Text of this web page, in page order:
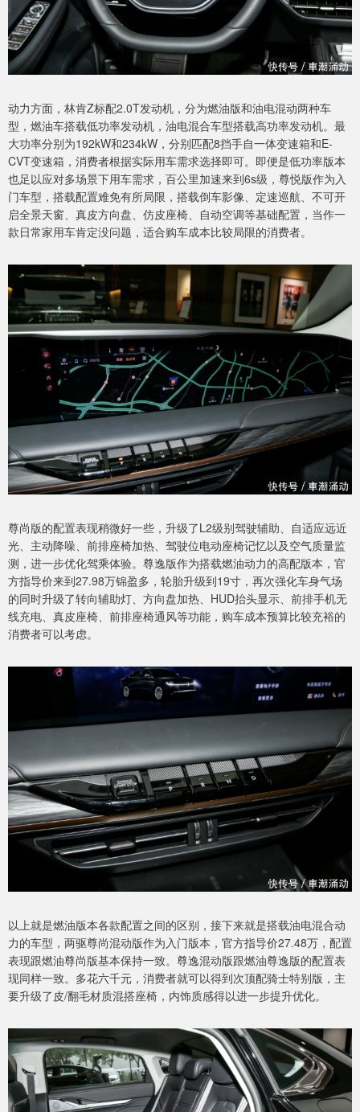
动力方面，林肯Z标配2.0T发动机，分为燃油版和油电混动两种车
型，燃油车搭载低功率发动机，油电混合车型搭载高功率发动机。最
大功率分别为192kW和234kW，分别匹配8挡手自一体变速箱和E-
CVT变速箱，消费者根据实际用车需求选择即可。即便是低功率版本
也足以应对多场景下用车需求，百公里加速来到6s级，尊悦版作为入
门车型，搭载配置难免有所局限，搭载倒车影像、定速巡航、不可开
启全景天窗、真皮方向盘、仿皮座椅、自动空调等基础配置，当作一
款日常家用车肯定没问题，适合购车成本比较局限的消费者。
尊尚版的配置表现稍微好一些，升级了L2级别驾驶辅助、自适应远近
光、主动降噪、前排座椅加热、驾驶位电动座椅记忆以及空气质量监
测，进一步优化驾乘体验。尊逸版作为搭载燃油动力的高配版本，官
方指导价来到27.98万锦盈多，轮胎升级到19寸，再次强化车身气场
的同时升级了转向辅助灯、方向盘加热、HUD抬头显示、前排手机无
线充电、真皮座椅、前排座椅通风等功能，购车成本预算比较充裕的
消费者可以考虑。
以上就是燃油版本各款配置之间的区别，接下来就是搭载油电混合动
力的车型，两驱尊尚混动版作为入门版本，官方指导价27.48万，配置
表现跟燃油尊尚版基本保持一致。尊逸混动版跟燃油尊逸版的配置表
现同样一致。多花六千元，消费者就可以得到次顶配骑士特别版，主
要升级了皮/翻毛材质混搭座椅，内饰质感得以进一步提升优化。